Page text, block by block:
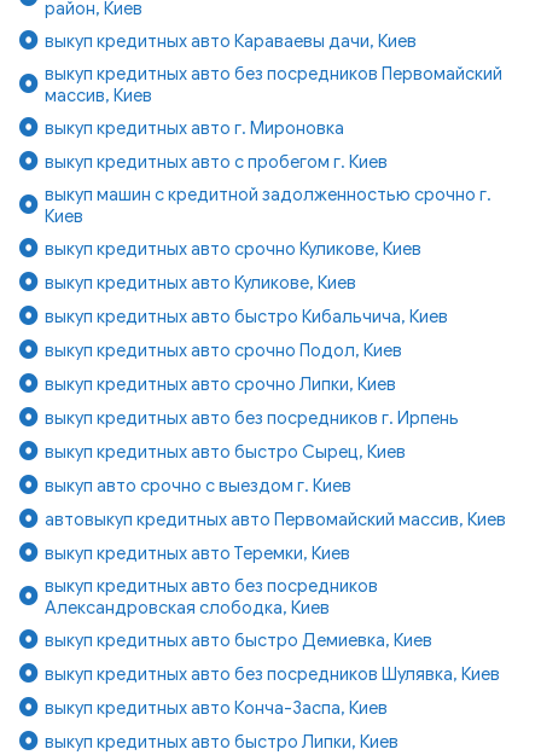
район, Киев
выкуп кредитных авто Караваевы дачи, Киев
выкуп кредитных авто без посредников Первомайский
массив, Киев
выкуп кредитных авто г. Мироновка
выкуп кредитных авто с пробегом г. Киев
выкуп машин с кредитной задолженностью срочно г.
Киев
выкуп кредитных авто срочно Куликове, Киев
выкуп кредитных авто Куликове, Киев
выкуп кредитных авто быстро Кибальчича, Киев
выкуп кредитных авто срочно Подол, Киев
выкуп кредитных авто срочно Липки, Киев
выкуп кредитных авто без посредников г. Ирпень
выкуп кредитных авто быстро Сырец, Киев
выкуп авто срочно с выездом г. Киев
автовыкуп кредитных авто Первомайский массив, Киев
выкуп кредитных авто Теремки, Киев
выкуп кредитных авто без посредников
Александровская слободка, Киев
выкуп кредитных авто быстро Демиевка, Киев
выкуп кредитных авто без посредников Шулявка, Киев
выкуп кредитных авто Конча-Заспа, Киев
выкуп кредитных авто быстро Липки, Киев